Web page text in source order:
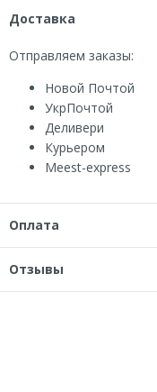
Доставка
Отправляем заказы:
Новой Почтой
УкрПочтой
Деливери
Курьером
Мeest-express
Оплата
Отзывы